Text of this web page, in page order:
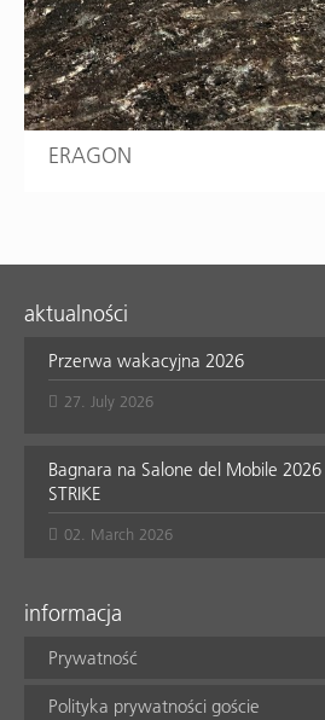
ERAGON
aktualności
Przerwa wakacyjna 2026
27. July 2026
Bagnara na Salone del Mobile 2026
STRIKE
02. March 2026
informacja
Prywatność
Polityka prywatności goście